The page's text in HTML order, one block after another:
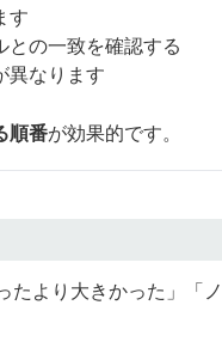
す
との一致を確認する
異なります
順番が効果的です。
たより大きかった」「ノ